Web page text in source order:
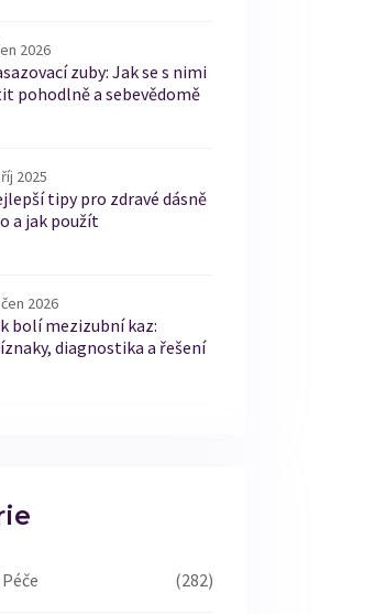
2026
zuby: Jak se s nimi
pohodlně a sebevědomě
2025
tipy pro zdravé dásně
a jak použít
2026
bolí mezizubní kaz:
diagnostika a řešení
(282)